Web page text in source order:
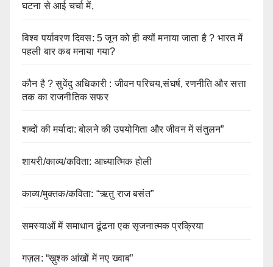
घटना से आई चर्चा में,
विश्व पर्यावरण दिवस: 5 जून को ही क्यों मनाया जाता है ? भारत में
पहली बार कब मनाया गया?
कौन है ? सुवेंदु अधिकारी : जीवन परिचय,संघर्ष, रणनीति और सत्ता
तक का राजनीतिक सफर
शब्दों की मर्यादा: बोलने की उपयोगिता और जीवन में संतुलन”
शायरी/काव्य/कविता: आध्यात्मिक होली
काव्य/मुक्तक/कविता: “ऋतु राज बसंत”
समस्याओं में समाधान ढूंढना एक सृजनात्मक प्रक्रिया
गज़ल: “ख़ुश्क आंखों में नए ख्वाब”